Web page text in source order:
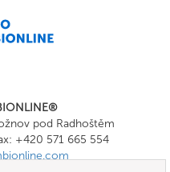
pod Radhoštěm
+420 571 665 554